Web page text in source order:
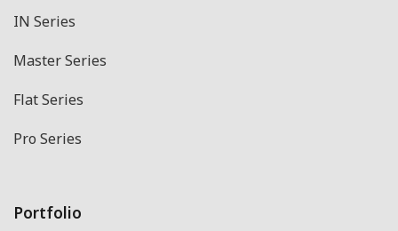
IN Series
Master Series
Flat Series
Pro Series
Portfolio